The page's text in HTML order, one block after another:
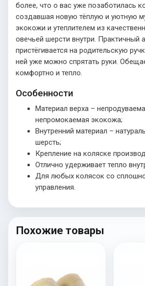
более, что о вас уже позаботилась
создавшая новую тёплую и уютную
экокожи и утеплителем из
овечьей шерсти внутри. Практичный
пристёгивается на родительскую
ней уже можно спрятать руки.
комфортно и тепло.
Особенности
Материал верха –
непромокаемая экокожа;
Внутренний материал –
шерсть;
Крепление на коляске
Отлично удерживает тепло
Для любых колясок со
управления.
Похожие товары